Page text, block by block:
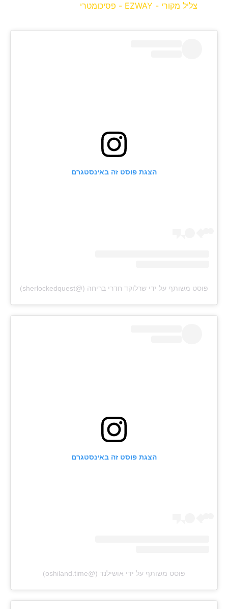
צליל מקורי - EZWAY - פסיכומטרי
הצגת פוסט זה באינסטגרם
פוסט משותף על ידי ‏‎שרלוקד חדרי בריחה‎‏ (@‏‎sherlockedquest‎‏)
הצגת פוסט זה באינסטגרם
פוסט משותף על ידי ‏‎אושילנד‎‏ (@‏‎oshiland.time‎‏)